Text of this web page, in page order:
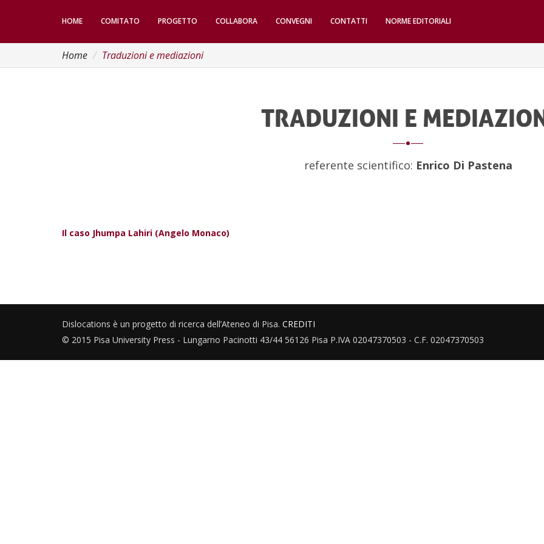
HOME COMITATO PROGETTO COLLABORA CONVEGNI CONTATTI NORME EDITORIALI
Home Traduzioni e mediazioni
TRADUZIONI E
referente scientifico: Enrico Di Pastena
Il caso Jhumpa Lahiri (Angelo Monaco)
Dislocations è un progetto di ricerca dell’Ateneo di Pisa. CREDITI
© 2015 Pisa University Press - Lungarno Pacinotti 43/44 56126 Pisa P.IVA 02047370503 - C.F. 02047370503